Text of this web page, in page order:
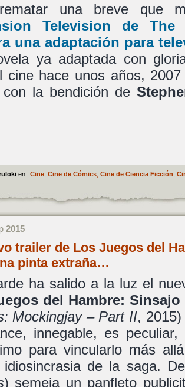
una breve que
Television deThe
una adaptación para
ya adaptada con
cine hace unos años,
la bendición de
en Cine, Cine de Cómics, Cine de Ciencia Ficción
2015
trailer de Los Juegos del
pinta extraña…
ha salido a la luz el
del Hambre: Sinsajo
Mockingjay – Part II,
innegable, es
para vincularlo más
idiosincrasia de la saga.
) semeja un panfleto